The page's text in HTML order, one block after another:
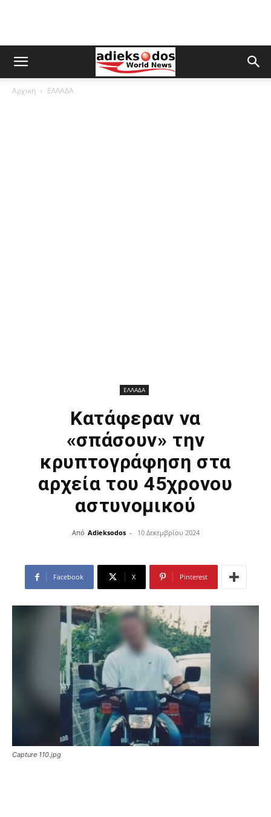
Αρχική ΕΛΛΑΔΑ
ΕΛΛΑΔΑ
Κατάφεραν να
«σπάσουν» την
κρυπτογράφηση στα
αρχεία του 45χρονου
αστυνομικού
Από Adieksodos - 10 Δεκεμβρίου 2024
Facebook X Pinterest
Capture 110.jpg